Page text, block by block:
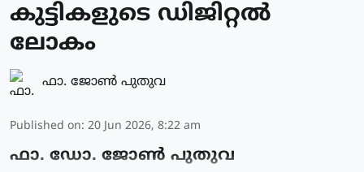
കുട്ടികളുടെ ഡിജിറ്റൽ
ലോകം
ഫാ. ജോണ്‍ പുതുവ
Published on: 20 Jun 2026, 8:22 am
ഫാ. ഡോ. ജോൺ പുതുവ